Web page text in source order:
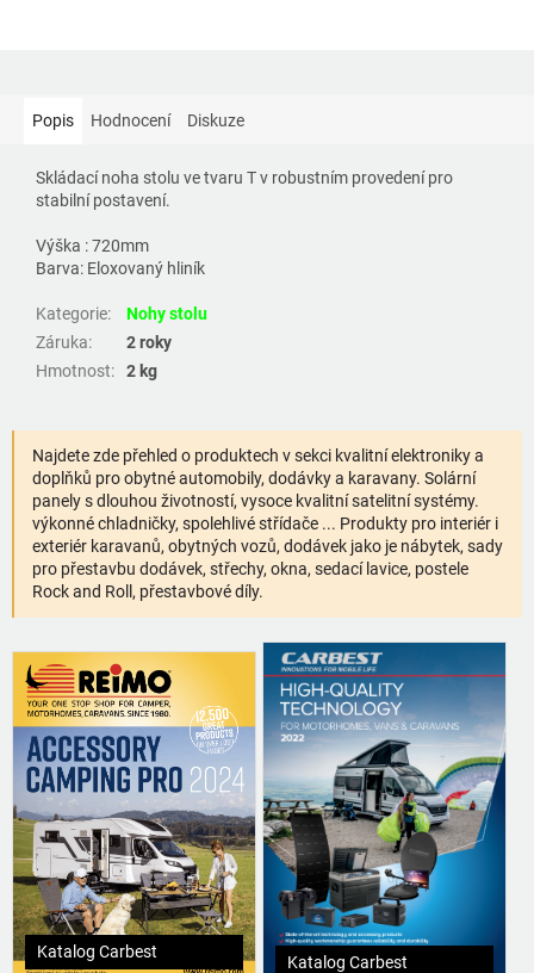
Popis Hodnocení Diskuze
Skládací noha stolu ve tvaru T v robustním provedení pro
stabilní postavení.
Výška : 720mm
Barva: Eloxovaný hliník
Kategorie:
Nohy stolu
Záruka:
2 roky
Hmotnost: 2 kg
Najdete zde přehled o produktech v sekci kvalitní elektroniky a
doplňků pro obytné automobily, dodávky a karavany. Solární
panely s dlouhou životností, vysoce kvalitní satelitní systémy.
výkonné chladničky, spolehlivé střídače ... Produkty pro interiér i
exteriér karavanů, obytných vozů, dodávek jako je nábytek, sady
pro přestavbu dodávek, střechy, okna, sedací lavice, postele
Rock and Roll, přestavbové díly.
Katalog Carbest
Katalog Carbest